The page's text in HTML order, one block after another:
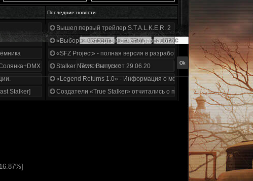
Последние новости
1.3.5.ООП.МА.К.
Stalker]
Вышел первый трейлер S.T.A.L.K.E.R. 2
«Выбор» - четвертый отчет о разработке!
«SFZ Project» - полная версия в разработке!
Stalker News. Выпуск от 29.06.20
«Legend Returns 1.0» - Информация о моде за июнь 2020
Создатели «True Stalker» отчитались о проделанной работе